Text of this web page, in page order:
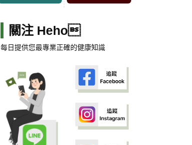
關注 Heho
每日提供您最專業正確的健康知識